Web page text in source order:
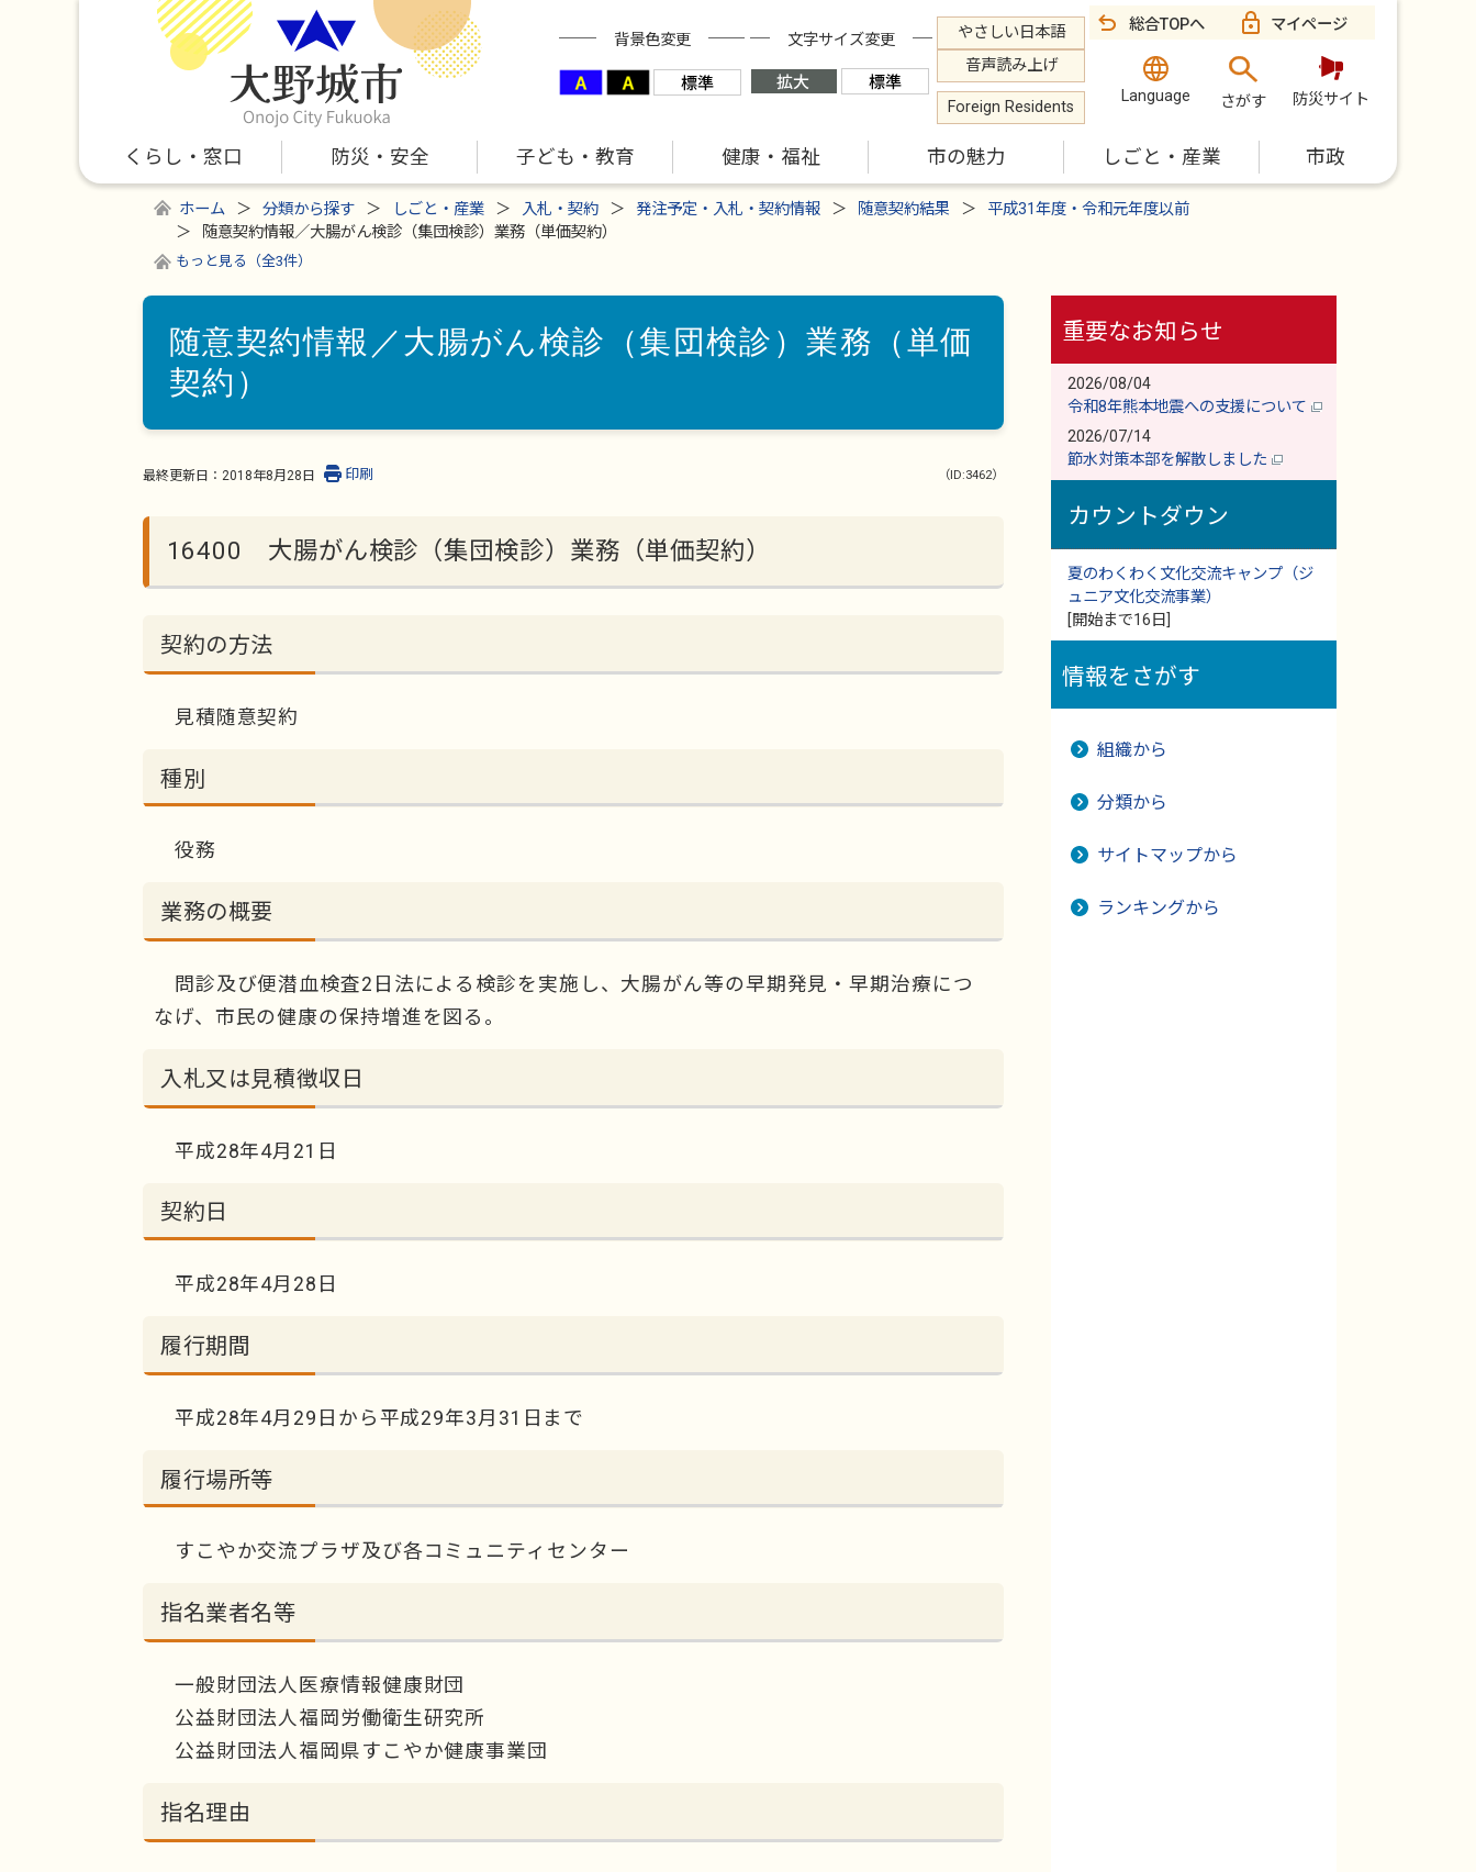
背景色変更 文字サイズ変更
やさしい日本語
音声読み上げ
Foreign Residents
総合TOPへ マイページ
Language さがす 防災サイト
くらし・窓口 防災・安全 子ども・教育 健康・福祉 市の魅力 しごと・産業 市政
ホーム 分類から探す しごと・産業 入札・契約 発注予定・入札・契約情報 随意契約結果
平成31年度・令和元年度以前
随意契約情報／大腸がん検診（集団検診）業務（単価契約）
もっと見る（全3件）
随意契約情報／大腸がん検診（集団検診）業務（単価
契約）
最終更新日： 2018年8月28日 （ID:3462）
印刷
16400 大腸がん検診（集団検診）業務（単価契約）
契約の方法
見積随意契約
種別
役務
業務の概要
問診及び便潜血検査2日法による検診を実施し、大腸がん等の早期発見・早期治療につ
なげ、市民の健康の保持増進を図る。
入札又は見積徴収日
平成28年4月21日
契約日
平成28年4月28日
履行期間
平成28年4月29日から平成29年3月31日まで
履行場所等
すこやか交流プラザ及び各コミュニティセンター
指名業者名等
一般財団法人医療情報健康財団
公益財団法人福岡労働衛生研究所
公益財団法人福岡県すこやか健康事業団
指名理由
重要なお知らせ
2026/08/04
令和8年熊本地震への支援について
2026/07/14
節水対策本部を解散しました
カウントダウン
夏のわくわく文化交流キャンプ（ジ
ュニア文化交流事業）
[開始まで16日]
情報をさがす
組織から
分類から
サイトマップから
ランキングから